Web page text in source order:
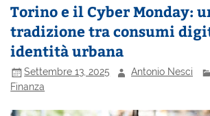
Torino e il Cyber Monday:
tradizione tra consumi
identità urbana
Settembre 13, 2025 Antonio Nesci
Finanza